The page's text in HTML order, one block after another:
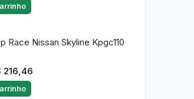
Race Nissan Skyline Kpgc110
216,46